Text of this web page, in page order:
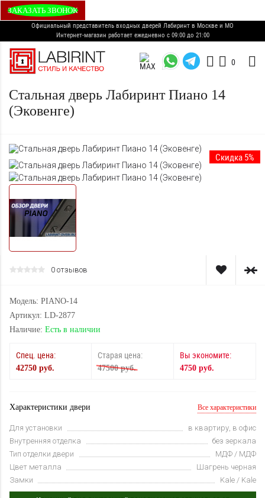
ЗАКАЗАТЬ ЗВОНОК
Официальный представитель входных дверей Лабиринт в Москве и МО
Интернет-магазин работает ежедневно с 09:00 до 21:00
0
Стальная дверь Лабиринт Пиано 14
(Эковенге)
Скидка 5%
0 отзывов
Модель: PIANO-14
Артикул: LD-2877
Наличие: Есть в наличии
Спец. цена:
42750 руб.
Старая цена:
47500 руб.
Вы экономите:
4750 руб.
Характеристики двери Все характеристики
Для установки
в квартиру, в офис
Внутренняя отделка
без зеркала
Тип отделки двери
МДФ / МДФ
Цвет металла
Шагрень черная
Замки
Kale / Kale